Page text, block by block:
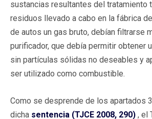
sustancias resultantes del tratamiento
residuos llevado a cabo en la fábrica
de autos un gas bruto, debían filtrarse
purificador, que debía permitir obtener
sin partículas sólidas no deseables y
ser utilizado como combustible.
Como se desprende de los apartados
dicha sentencia (TJCE 2008, 290) , el